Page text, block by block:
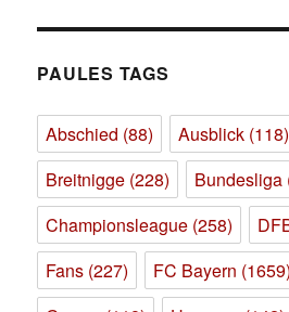
PAULES TAGS
Abschied (88) Ausblick (118)
Breitnigge (228) Bundesliga
Championsleague (258)
Fans (227) FC Bayern (1659)